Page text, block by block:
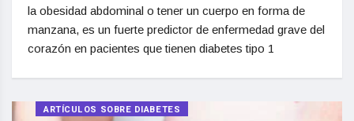
la obesidad abdominal o tener un cuerpo en forma de
manzana, es un fuerte predictor de enfermedad grave del
corazón en pacientes que tienen diabetes tipo 1
ARTÍCULOS SOBRE DIABETES